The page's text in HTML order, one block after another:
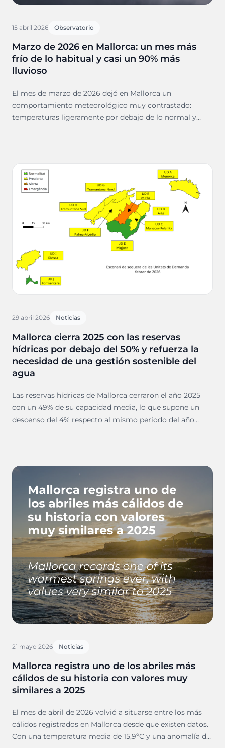
15 abril 2026 Observatorio
Marzo de 2026 en Mallorca: un mes más
frío de lo habitual y casi un 90% más
lluvioso
El mes de marzo de 2026 dejó en Mallorca un
comportamiento meteorológico muy contrastado:
temperaturas ligeramente por debajo de lo normal y
húmedo en la isla.
29 abril 2026 Noticias
Mallorca cierra 2025 con las reservas
hídricas por debajo del 50% y refuerza la
necesidad de una gestión sostenible del
agua
Las reservas hídricas de Mallorca cerraron el año 2025
con un 49% de su capacidad media, lo que supone un
descenso del 4% respecto al mismo periodo del año
21 mayo 2026 Noticias
Mallorca registra uno de los abriles más
cálidos de su historia con valores muy
similares a 2025
El mes de abril de 2026 volvió a situarse entre los más
cálidos registrados en Mallorca desde que existen datos.
Con una temperatura media de 15,9ºC y una anomalía de